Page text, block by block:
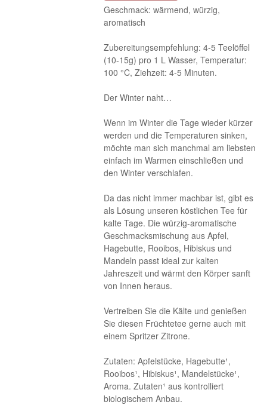
Geschmack: wärmend, würzig,
aromatisch
Zubereitungsempfehlung: 4-5 Teelöffel
(10-15g) pro 1 L Wasser, Temperatur:
100 °C, Ziehzeit: 4-5 Minuten.
Der Winter naht…
Wenn im Winter die Tage wieder kürzer
werden und die Temperaturen sinken,
möchte man sich manchmal am liebsten
einfach im Warmen einschließen und
den Winter verschlafen.
Da das nicht immer machbar ist, gibt es
als Lösung unseren köstlichen Tee für
kalte Tage. Die würzig-aromatische
Geschmacksmischung aus Apfel,
Hagebutte, Rooibos, Hibiskus und
Mandeln passt ideal zur kalten
Jahreszeit und wärmt den Körper sanft
von Innen heraus.
Vertreiben Sie die Kälte und genießen
Sie diesen Früchtetee gerne auch mit
einem Spritzer Zitrone.
Zutaten: Apfelstücke, Hagebutte¹,
Rooibos¹, Hibiskus¹, Mandelstücke¹,
Aroma. Zutaten¹ aus kontrolliert
biologischem Anbau.